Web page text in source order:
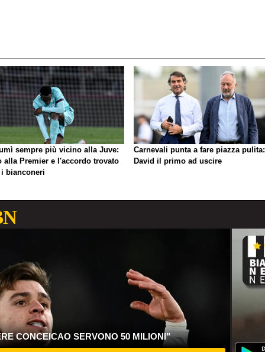
sempre più vicino alla Juve:
alla Premier e l'accordo trovato
bianconeri
Carnevali punta a fare piazza pulita:
David il primo ad uscire
CONCEICAO SERVONO 50 MILIONI"